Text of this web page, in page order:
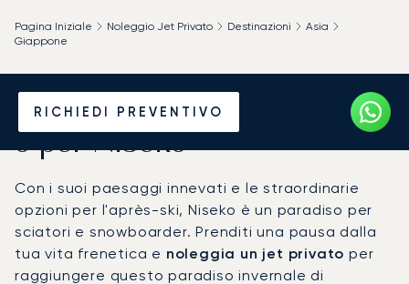
RICHIEDI PREVENTIVO
Pagina Iniziale Noleggio Jet Privato Destinazioni
Asia
Giappone
Noleggia un Jet Privato da
o per Niseko
Con i suoi paesaggi innevati e le straordinarie
opzioni per l'après-ski, Niseko è un paradiso per
sciatori e snowboarder. Prenditi una pausa dalla
tua vita frenetica e noleggia un jet privato per
raggiungere questo paradiso invernale di